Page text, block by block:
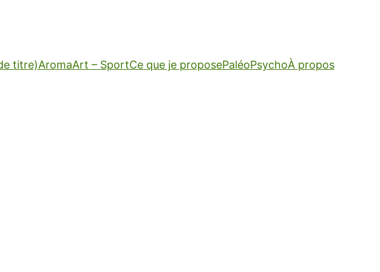
titre)AromaArt – SportCe que je proposePaléoPsychoÀ propos